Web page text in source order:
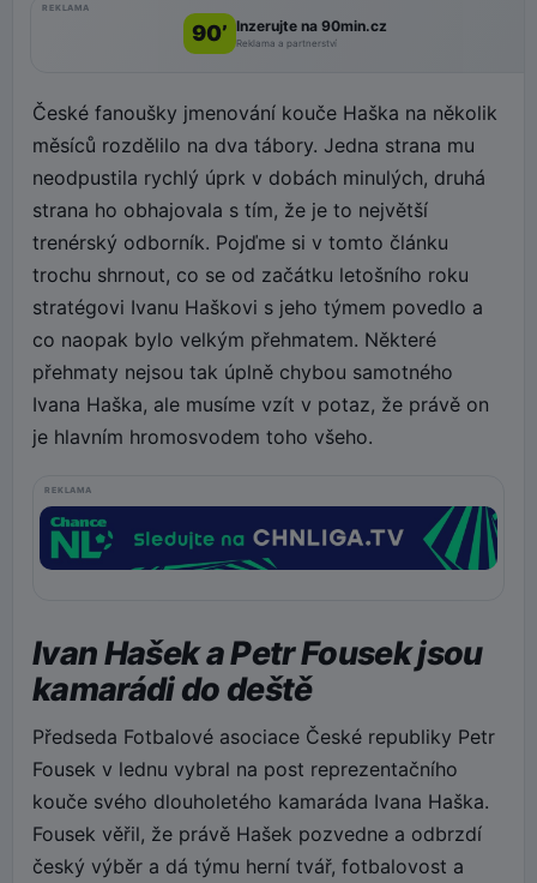
REKLAMA
90’ Inzerujte na 90min.cz
Reklama a partnerství
České fanoušky jmenování kouče Haška na několik
měsíců rozdělilo na dva tábory. Jedna strana mu
neodpustila rychlý úprk v dobách minulých, druhá
strana ho obhajovala s tím, že je to největší
trenérský odborník. Pojďme si v tomto článku
trochu shrnout, co se od začátku letošního roku
stratégovi Ivanu Haškovi s jeho týmem povedlo a
co naopak bylo velkým přehmatem. Některé
přehmaty nejsou tak úplně chybou samotného
Ivana Haška, ale musíme vzít v potaz, že právě on
je hlavním hromosvodem toho všeho.
REKLAMA
Ivan Hašek a Petr Fousek jsou
kamarádi do deště
Předseda Fotbalové asociace České republiky Petr
Fousek v lednu vybral na post reprezentačního
kouče svého dlouholetého kamaráda Ivana Haška.
Fousek věřil, že právě Hašek pozvedne a odbrzdí
český výběr a dá týmu herní tvář, fotbalovost a